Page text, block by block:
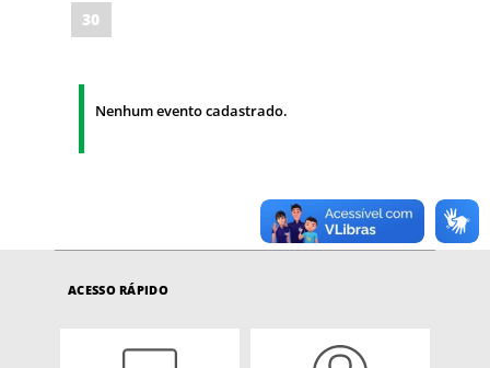
30
Nenhum evento cadastrado.
ACESSO RÁPIDO